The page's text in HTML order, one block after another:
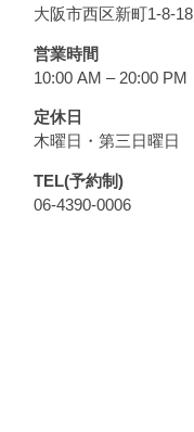
大阪市西区新町1-8-18
営業時間
10:00 AM – 20:00 PM
定休日
木曜日・第三日曜日
TEL(予約制)
06-4390-0006